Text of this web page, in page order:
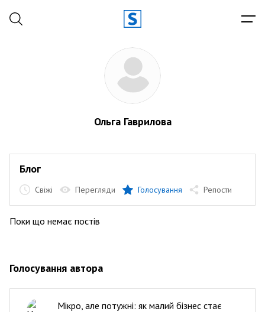
Ольга Гаврилова
Блог
Свіжі Перегляди Голосування Репости
Поки що немає постів
Голосування автора
Мікро, але потужні: як малий бізнес стає